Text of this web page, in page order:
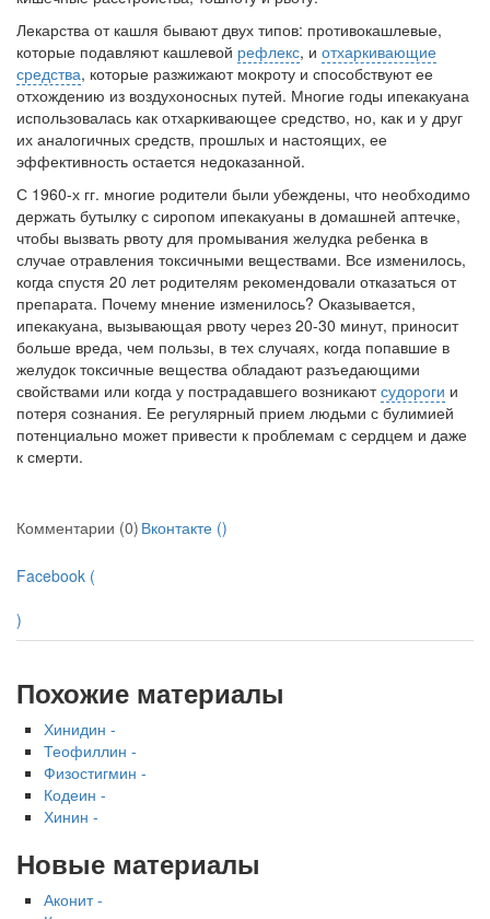
нахождении одного из
родителей в
больничной палате
бесплатно, в течении всего срока лечения...
Лекарства от кашля бывают двух типов: противокашлевые,
которые подавляют кашлевой рефлекс, и отхаркивающие
средства, которые разжижают мокроту и способствуют ее
отхождению из воздухоносных путей. Многие годы ипекакуана
использовалась как отхаркивающее средство, но, как и у друг
их аналогичных средств, прошлых и настоящих, ее
эффективность остается не­доказанной.
С 1960-х гг. многие родители были убеждены, что необходимо
держать бутылку с сиропом ипекакуаны в домашней аптечке,
чтобы вызвать рвоту для промывания желудка ребенка в
случае отравления токсичными веществами. Все изменилось,
когда спустя 20 лет родителям рекомендовали отказаться от
препарата. Почему мнение изменилось? Оказывается,
ипекакуана, вызы­вающая рвоту через 20-30 минут, приносит
больше вреда, чем пользы, в тех случаях, когда попавшие в
желудок токсичные вещества обладают разъедающими
свойствами или когда у пострадавшего возникаютсудороги и
потеря сознания. Ее регулярный прием людьми с булимией
потенциально может при­вести к проблемам с сердцем и даже
к смерти.
Комментарии (0) Вконтакте ()
Facebook (
)
Похожие материалы
Хинидин -
Теофиллин -
Физостигмин -
Кодеин -
Хинин -
Новые материалы
Аконит -